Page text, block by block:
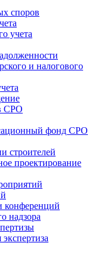
споров
учета
и налогового
СРО
фонд СРО
строителей
проектирование
конференций
надзора